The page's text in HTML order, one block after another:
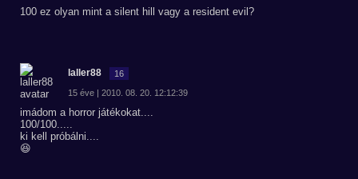
100 ez olyan mint a silent hill vagy a resident evil?
laller88 16
15 éve | 2010. 08. 20. 12:12:39
imádom a horror játékokat....
100/100.....
ki kell próbálni....
😆